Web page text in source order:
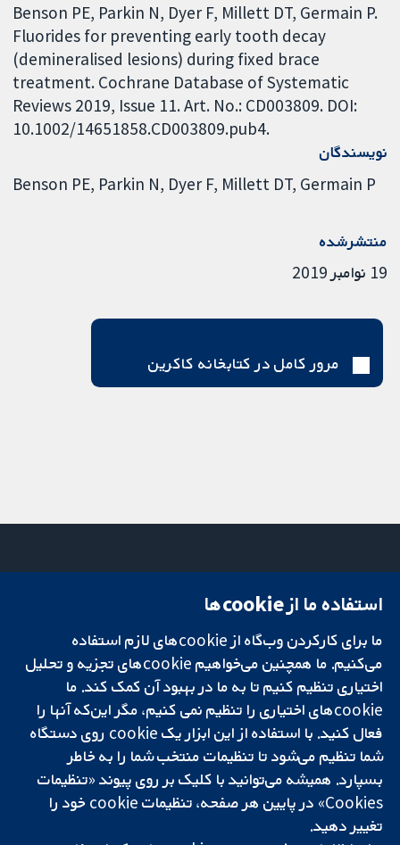
Benson PE, Parkin N, Dyer F, Millett DT, Germain P.
Fluorides for preventing early tooth decay
(demineralised lesions) during fixed brace
treatment. Cochrane Database of Systematic
Reviews 2019, Issue 11. Art. No.: CD003809. DOI:
10.1002/14651858.CD003809.pub4.
نویسندگان
Benson PE Parkin N Dyer F Millett DT Germain P
منتشرشده
19 نوامبر 2019
مرور کامل در کتابخانه کاکرین
تحقیقات قابل
اعتماد.
تصمیم‌گیری آگاهانه.
سلامت بهتر.
میدان کاوندیش
لندن
W1G 0AN
بریتانیا
دفتر رسانه‌ای
درباره ما
فرصت‌های
شغلی
Cochrane
Library
شبکه همکاری کاکرین، یک مؤسسه خیریه (شماره 1045921) و یک شرکت با
استفاده ما از cookie‌ها
ما برای کارکردن وب‌گاه از cookie‌های لازم استفاده
می‌کنیم. ما همچنین می‌خواهیم cookie‌های تجزیه و تحلیل
اختیاری تنظیم کنیم تا به ما در بهبود آن کمک کند. ما
cookie‌های اختیاری را تنظیم نمی کنیم، مگر این‌که آنها را
فعال کنید. با استفاده از این ابزار یک cookie‌ روی دستگاه
شما تنظیم می‌شود تا تنظیمات منتخب شما را به خاطر
بسپارد. همیشه می‌توانید با کلیک بر روی پیوند «تنظیمات
Cookies» در پایین هر صفحه، تنظیمات cookie‌ خود را
تغییر دهید.